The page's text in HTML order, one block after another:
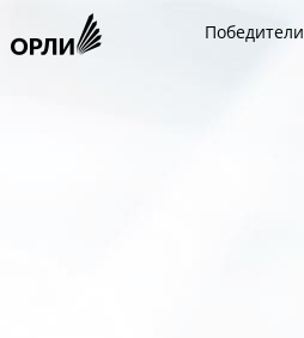
Победители